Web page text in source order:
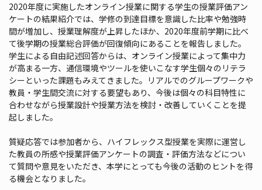
2020年度に実施したオンライン授業に関する学生の授業評価アン
ケートの結果紹介では、学修の到達目標を意識した比率や勉強時
間が増加し、授業理解度が上昇したほか、2020年度前学期に比べ
て後学期の授業総合評価が回復傾向にあることを報告しました。
学生による自由記述回答からは、オンライン授業によって集中力
が高まる一方、通信環境やツールを使いこなす学生個々のリテラ
シーといった課題もみえてきました。リアルでのグループワークや
教員・学生間交流に対する要望もあり、今後は個々の科目特性に
合わせながら授業設計や授業方法を検討・改善していくことを提
起しました。
質疑応答では参加者から、ハイフレックス型授業を実際に運営し
た教員の所感や授業評価アンケートの調査・評価方法などについ
て質問や意見をいただき、本学にとっても今後の活動のヒントを得
る機会となりました。